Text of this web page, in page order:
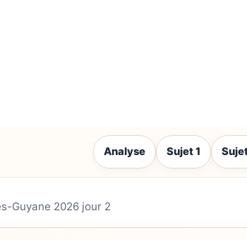
Analyse Sujet 1
Guyane 2026 jour 2